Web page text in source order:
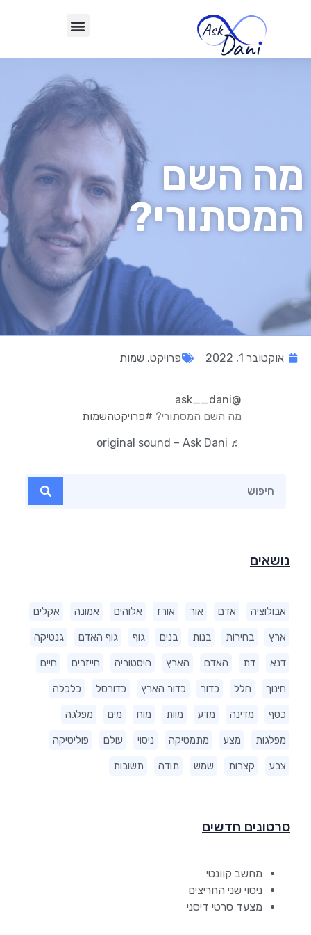
מה השם
המסתורי?
נושאים
אבולוציה אדם אור אורז אלוהים אמונה אקלים
ארץ בחירות בנות בנים גוף גוף האדם גנטיקה
דנא דת האדם הארץ היסטוריה חייזרים חיים
חינוך חלל כדור כדור הארץ כדורסל כלכלה
כסף מדינה מדע מוות מוח מים מפלגה
מפלגות מצע מתמטיקה ניסוי עולם פוליטיקה
צבע קצרות שמש תודה תשובות
סרטונים חדשים
מחשב קוונטי
ניסוי שני החריצים
מצעד סרטי דיסני
אוקטובר 1, 2022 פרויקט, שמות
@ask__dani
מה השם המסתורי? #פרויקטהשמות
♬ original sound – Ask Dani